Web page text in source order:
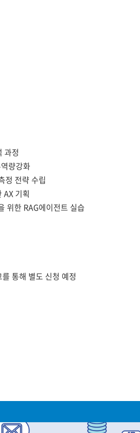
과정
량강화
정 전략 수립
기획
위한 RAG에이전트 실습
통해 별도 신청 예정